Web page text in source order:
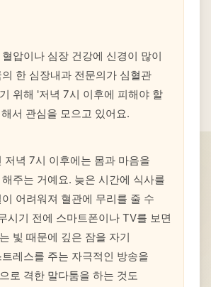
압이나 심장 건강에 신경이 많이
한 심장내과 전문의가 심혈관
위해 '저녁 7시 이후에 피해야 할
서 관심을 모으고 있어요.
저녁 7시 이후에는 몸과 마음을
주는 거예요. 늦은 시간에 식사를
어려워져 혈관에 무리를 줄 수
시기 전에 스마트폰이나 TV를 보면
빛 때문에 깊은 잠을 자기
레스를 주는 자극적인 방송을
로 격한 말다툼을 하는 것도